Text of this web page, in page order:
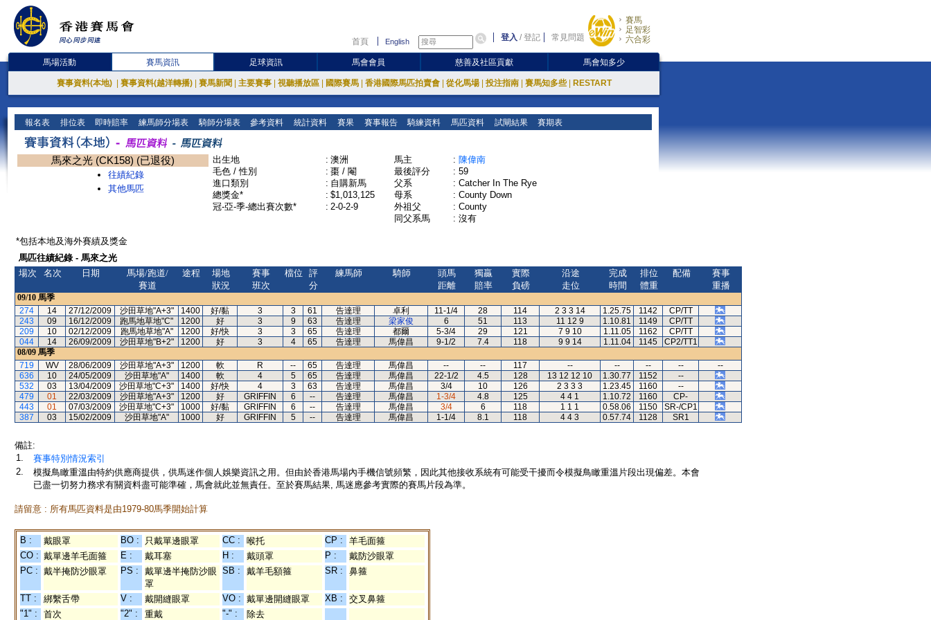
首頁 English 登入 /登記 常見問題
賽馬
足智彩
六合彩
馬場活動 賽馬資訊 足球資訊 馬會會員 慈善及社區貢獻 馬會知多少
賽事資料(本地) 賽事資料(越洋轉播) 賽馬新聞 主要賽事 視聽播放區 國際賽馬 香港國際馬匹拍賣會 從化馬場 投注指南 賽馬知多些 RESTART
報名表 排位表 即時賠率 練馬師分場表 騎師分場表 參考資料 統計資料 賽果 賽事報告 騎練資料 馬匹資料 試閘結果 賽期表
馬來之光 (CK158) (已退役)
往績紀錄
其他馬匹
出生地 : 澳洲
毛色 / 性別
: 棗 / 閹
進口類別
: 自購新馬
總獎金*
: $1,013,125
冠-亞-季-總出賽次數*
: 2-0-2-9
馬主 : 陳偉南
最後評分
: 59
父系
: Catcher In The Rye
母系
: County Down
外祖父
: County
同父系馬
: 沒有
*包括本地及海外賽績及獎金
馬匹往績紀錄 - 馬來之光
場次
名次 日期
馬場/跑道/
賽道
途程
場地
狀況
賽事
班次
檔位
評
分
練馬師 騎師
頭馬
距離
獨贏
賠率
實際
負磅
沿途
走位
完成
時間
排位
體重
配備
賽事
重播
09/10 馬季
274
14 27/12/2009 沙田草地"A+3" 1400 好/黏 3 3 61 告達理 卓利 11-1/4 28 114 2 3 3 14 1.25.75 1142
CP/TT
243
09 16/12/2009 跑馬地草地"C" 1200 好 3 9 63 告達理 梁家俊 6 51 113 11 12 9 1.10.81 1149
CP/TT
209
10 02/12/2009 跑馬地草地"A" 1200 好/快 3 3 65 告達理 都爾 5-3/4 29 121 7 9 10 1.11.05 1162
CP/TT
044
14 26/09/2009 沙田草地"B+2" 1200 好 3 4 65 告達理 馬偉昌 9-1/2 7.4 118 9 9 14 1.11.04 1145
CP2/TT1
08/09 馬季
719
WV 28/06/2009 沙田草地"A+3" 1200 軟 R -- 65 告達理 馬偉昌 -- -- 117 -- -- -- --
--
636
10 24/05/2009 沙田草地"A" 1400 軟 4 5 65 告達理 馬偉昌 22-1/2 4.5 128 13 12 12 10 1.30.77 1152
--
532
03 13/04/2009 沙田草地"C+3" 1400 好/快 4 3 63 告達理 馬偉昌 3/4 10 126 2 3 3 3 1.23.45 1160
--
479
01 22/03/2009 沙田草地"A+3" 1200 好 GRIFFIN 6 -- 告達理 馬偉昌 1-3/4 4.8 125 4 4 1 1.10.72 1160
CP-
443
01 07/03/2009 沙田草地"C+3" 1000 好/黏 GRIFFIN 6 -- 告達理 馬偉昌 3/4 6 118 1 1 1 0.58.06 1150
SR-/CP1
387
03 15/02/2009 沙田草地"A" 1000 好 GRIFFIN 5 -- 告達理 馬偉昌 1-1/4 8.1 118 4 4 3 0.57.74 1128 SR1
備註:
1.
賽事特別情況索引
2.
模擬鳥瞰重溫由特約供應商提供，供馬迷作個人娛樂資訊之用。但由於香港馬場內手機信號頻繁，因此其他接收系統有可能受干擾而令模擬鳥瞰重溫片段出現偏差。本會
已盡一切努力務求有關資料盡可能準確，馬會就此並無責任。至於賽馬結果, 馬迷應參考實際的賽馬片段為準。
請留意 : 所有馬匹資料是由1979-80馬季開始計算
B : 戴眼罩 BO : 只戴單邊眼罩 CC : 喉托 CP :
羊毛面箍
CO : 戴單邊羊毛面箍 E : 戴耳塞 H : 戴頭罩 P :
戴防沙眼罩
PC : 戴半掩防沙眼罩 PS :
戴單邊半掩防沙眼
罩
SB : 戴羊毛額箍 SR : 鼻箍
TT : 綁繫舌帶 V : 戴開縫眼罩 VO : 戴單邊開縫眼罩 XB :
交叉鼻箍
"1" :
首次 "2" : 重戴 "-" : 除去